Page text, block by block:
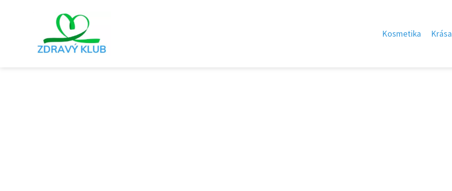
Kosmetika Krása